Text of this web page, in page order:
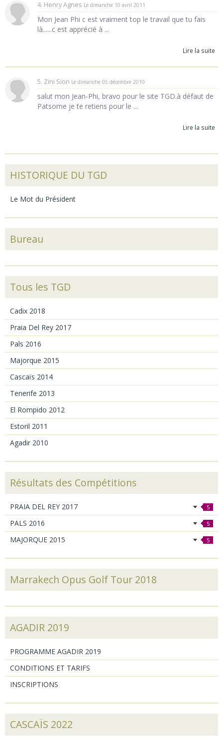
4. Henry Agnes Le dimanche 10 avril 2011
Mon Jean Phi c est vraiment top le travail que tu fais
là......c est apprécié à ...
Lire la suite
5. Zini Sion Le dimanche 05 décembre 2010
salut mon Jean-Phi, bravo pour le site TGD.à défaut de
Patsome je te retiens pour le ...
Lire la suite
HISTORIQUE DU TGD
Le Mot du Président
Bureau
Tous les TGD
Cadix 2018
Praia Del Rey 2017
Pals 2016
Majorque 2015
Cascaïs 2014
Tenerife 2013
El Rompido 2012
Estoril 2011
Agadir 2010
Résultats des Compétitions
PRAIA DEL REY 2017 5
PALS 2016 5
MAJORQUE 2015 5
Marrakech Opus Golf Tour 2018
AGADIR 2019
PROGRAMME AGADIR 2019
CONDITIONS ET TARIFS
INSCRIPTIONS
CASCAÏS 2022